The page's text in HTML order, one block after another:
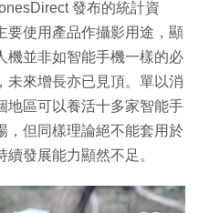
發布的統計資
要使用產品作攝影用途，顯
機並非如智能手機一樣的必
未來增長亦已見頂。單以消
地區可以養活十多家智能手
，但同樣理論絕不能套用於
發展能力顯然不足。